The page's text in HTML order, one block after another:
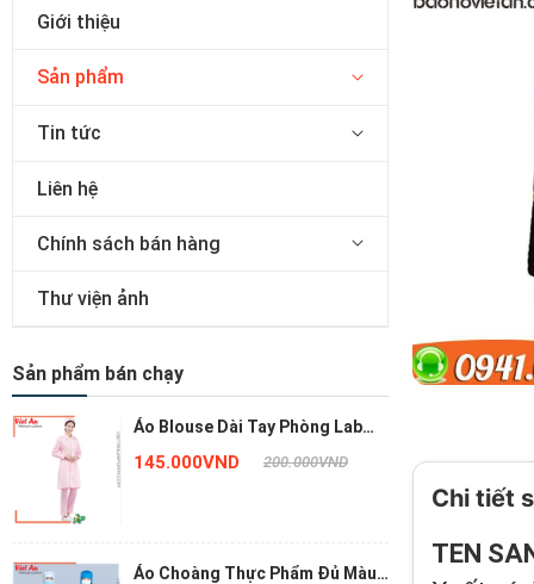
Giới thiệu
Sản phẩm
Tin tức
Liên hệ
Chính sách bán hàng
Thư viện ảnh
Sản phẩm bán chạy
Áo Blouse Dài Tay Phòng Lab
Màu Hồng ACTPVA26
145.000VND 200.000VND
Áo Choàng Thực Phẩm Đủ Màu
Chi tiết
TÊN